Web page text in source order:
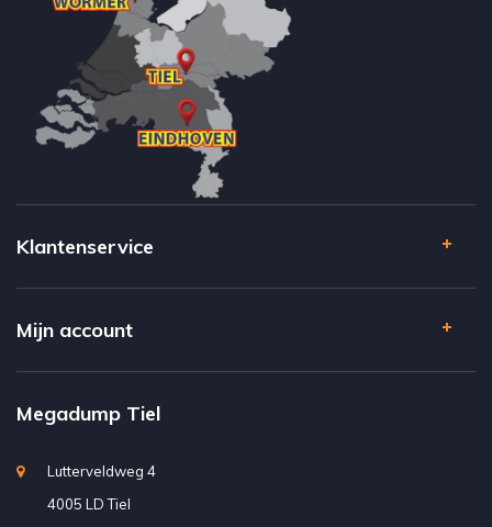
Klantenservice
Mijn account
Megadump Tiel
Lutterveldweg 4
4005 LD Tiel